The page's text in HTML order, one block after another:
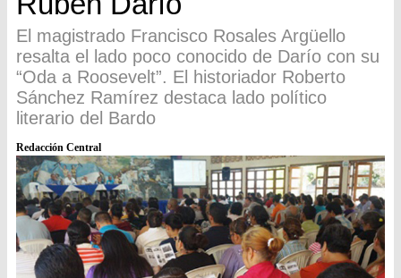
El magistrado Francisco Rosales Argüello
resalta el lado poco conocido de Darío con su
“Oda a Roosevelt”. El historiador Roberto
Sánchez Ramírez destaca lado político
literario del Bardo
Redacción Central